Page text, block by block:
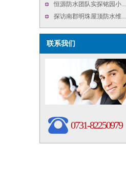
恒源防水团队实探铭园小...
探访南郡明珠屋顶防水维...
联系我们
0731-82250979